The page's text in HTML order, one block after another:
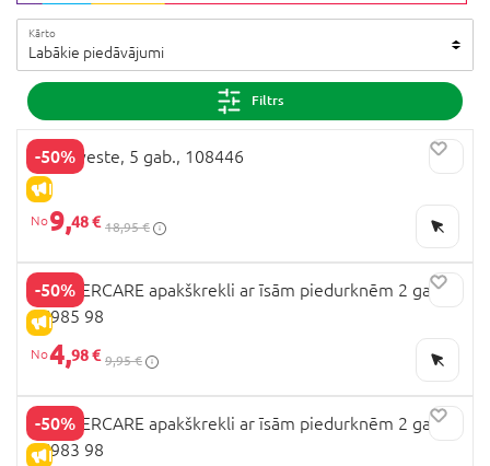
Kārto
Labākie piedāvājumi
Filtrs
-50%
IZPĀRDOŠANA
NEXT veste, 5 gab., 108446
9,48 € 18,95 €
-50%
IZPĀRDOŠANA
MOTHERCARE apakškrekli ar īsām piedurknēm 2 gab,
LK985 98
4,98 € 9,95 €
-50%
IZPĀRDOŠANA
MOTHERCARE apakškrekli ar īsām piedurknēm 2 gab,
LK983 98